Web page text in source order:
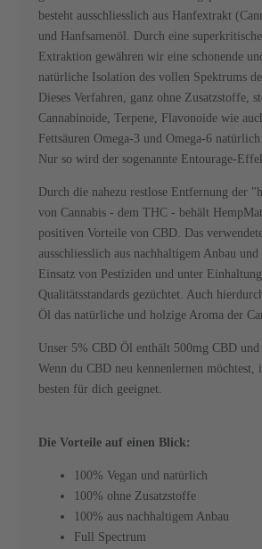
besteht ausschliesslich aus Hanfextrakt
und Hanfsamenöl. Durch eine
Extraktion gewähren wir eine schonende
natürliche Isolation des vollen Spektrums
Dieses Verfahren, ganz ohne Zusatzstoffe,
Cannabinoide, Terpene, Flavonoide wie
Fettsäuren Omega-3 und Omega-6 natürlich
Nur so wird der sogenannte Entourage-
Durch die nahezu restlose Entfernung der
von Cannabis - dem THC - behält
positiven Vorteile von CBD. Das
ausschliesslich aus nachhaltigem Anbau
Einsatz von Pestiziden und unter
Qualitätsstandards gezüchtet. Auch
Öl das natürliche und holzige Aroma der
Unser 5% CBD Öl enthält 500mg CBD
Wenn du CBD neu kennenlernen möchtest,
besten für dich geeignet.
Die Vorteile auf einen Blick:
100% Vegan und natürlich
100% ohne Zusatzstoffe
100% aus nachhaltigem Anbau
Full Spectrum